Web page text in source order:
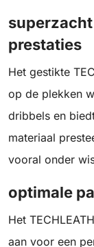
prestaties
Het gestikte
op de plekken
dribbels en
materiaal
vooral onder
optimale
Het
aan voor een